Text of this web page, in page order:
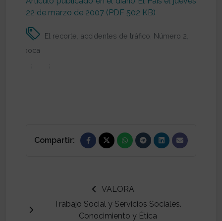
22 de marzo de 2007 (PDF 502 KB)
El recorte accidentes de tráfico Número 2
I Época
Compartir:
VALORA
Trabajo Social y Servicios Sociales.
Conocimiento y Ética